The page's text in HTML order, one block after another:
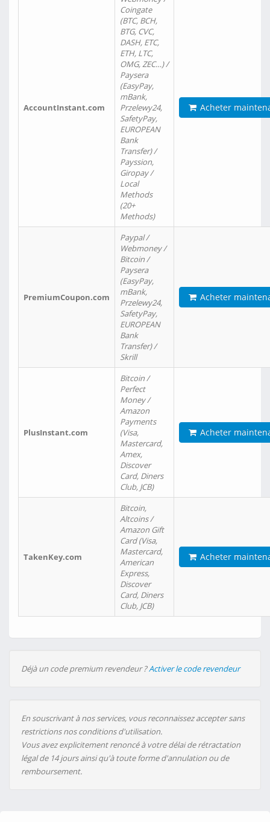
AccountInstant.com
Coingate
(BTC, BCH,
BTG, CVC,
DASH, ETC,
ETH, LTC,
OMG, ZEC…) /
Paysera
(EasyPay,
mBank,
Przelewy24,
SafetyPay,
EUROPEAN
Bank
Transfer) /
Payssion,
Giropay /
Local
Methods
(20+
Methods)
Acheter
PremiumCoupon.com
Paypal /
Webmoney /
Bitcoin /
Paysera
(EasyPay,
mBank,
Przelewy24,
SafetyPay,
EUROPEAN
Bank
Transfer) /
Skrill
Acheter
PlusInstant.com
Bitcoin /
Perfect
Money /
Amazon
Payments
(Visa,
Mastercard,
Amex,
Discover
Card, Diners
Club, JCB)
Acheter
TakenKey.com
Bitcoin,
Altcoins /
Amazon Gift
Card (Visa,
Mastercard,
American
Express,
Discover
Card, Diners
Club, JCB)
Acheter
Déjà un code premium revendeur ?Activer le code revendeur
En souscrivant à nos services, vous reconnaissez accepter sans
restrictions nos conditions d'utilisation.
Vous avez explicitement renoncé à votre délai de rétractation
légal de 14 jours ainsi qu'à toute forme d'annulation ou de
remboursement.